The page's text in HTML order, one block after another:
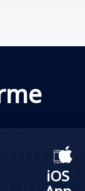
iOS